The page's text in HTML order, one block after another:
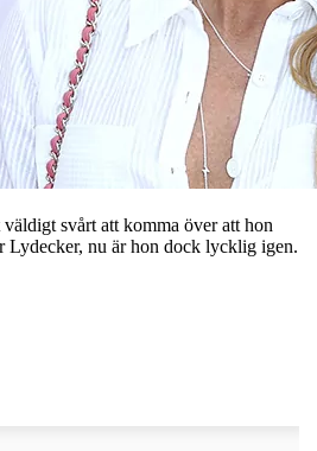
svårt att komma över att hon
Lydecker, nu är hon dock lycklig igen.